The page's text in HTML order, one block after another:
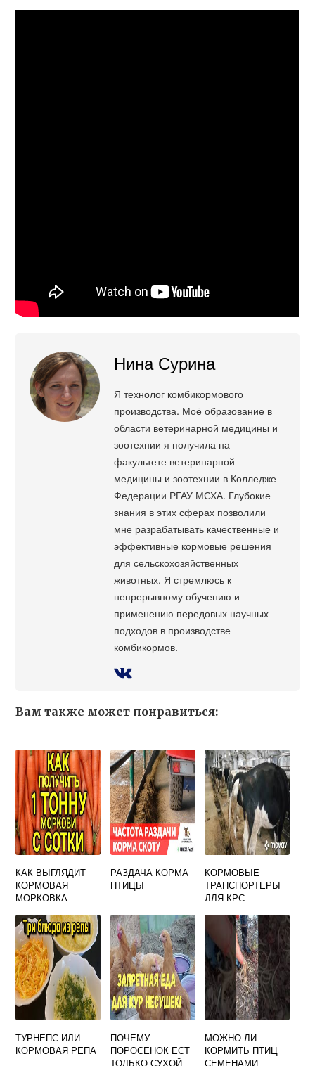
Нина Сурина
Я технолог комбикормового
производства. Моё образование в
области ветеринарной медицины и
зоотехнии я получила на
факультете ветеринарной
медицины и зоотехнии в Колледже
Федерации РГАУ МСХА. Глубокие
знания в этих сферах позволили
мне разрабатывать качественные и
эффективные кормовые решения
для сельскохозяйственных
животных. Я стремлюсь к
непрерывному обучению и
применению передовых научных
подходов в производстве
комбикормов.
Вам также может понравиться:
КАК ВЫГЛЯДИТ
КОРМОВАЯ
МОРКОВКА
РАЗДАЧА КОРМА
ПТИЦЫ
КОРМОВЫЕ
ТРАНСПОРТЕРЫ
ДЛЯ КРС
ТУРНЕПС ИЛИ
КОРМОВАЯ РЕПА
ПОЧЕМУ
ПОРОСЕНОК ЕСТ
ТОЛЬКО СУХОЙ
МОЖНО ЛИ
КОРМИТЬ ПТИЦ
СЕМЕНАМИ